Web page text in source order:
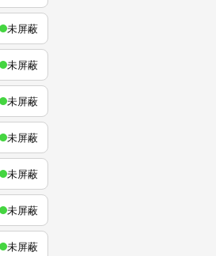
未屏蔽
未屏蔽
未屏蔽
未屏蔽
未屏蔽
未屏蔽
未屏蔽